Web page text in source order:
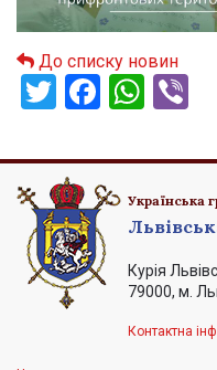
До списку новин
Twitter
Українська
Курія
79000, м.
Контактна